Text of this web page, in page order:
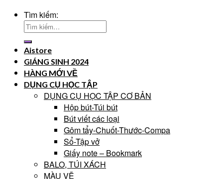
Tìm kiếm:
Aistore
GIÁNG SINH 2024
HÀNG MỚI VỀ
DỤNG CỤ HỌC TẬP
DỤNG CỤ HỌC TẬP CƠ BẢN
Hộp bút-Túi bút
Bút viết các loại
Gôm tẩy-Chuốt-Thước-Compa
Sổ-Tập vở
Giấy note – Bookmark
BALO, TÚI XÁCH
MÀU VẼ